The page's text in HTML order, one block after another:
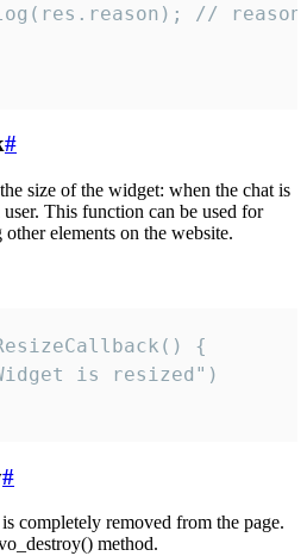
//
#
size of the widget: when the chat is
This function can be used for
elements on the website.
{
is resized")
#
completely removed from the page.
method.